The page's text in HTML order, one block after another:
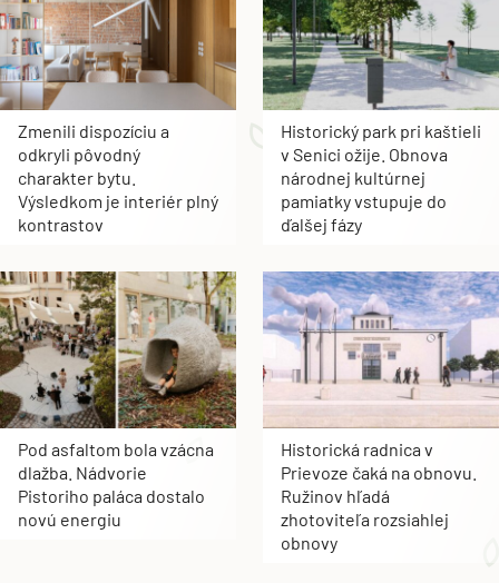
Zmenili dispozíciu a
odkryli pôvodný
charakter bytu.
Výsledkom je interiér plný
kontrastov
Historický park pri kaštieli
v Senici ožije. Obnova
národnej kultúrnej
pamiatky vstupuje do
ďalšej fázy
Pod asfaltom bola vzácna
dlažba. Nádvorie
Pistoriho paláca dostalo
novú energiu
Historická radnica v
Prievoze čaká na obnovu.
Ružinov hľadá
zhotoviteľa rozsiahlej
obnovy